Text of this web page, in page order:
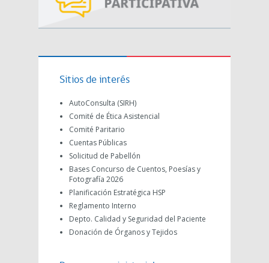
Sitios de interés
AutoConsulta (SIRH)
Comité de Ética Asistencial
Comité Paritario
Cuentas Públicas
Solicitud de Pabellón
Bases Concurso de Cuentos, Poesías y
Fotografía 2026
Planificación Estratégica HSP
Reglamento Interno
Depto. Calidad y Seguridad del Paciente
Donación de Órganos y Tejidos